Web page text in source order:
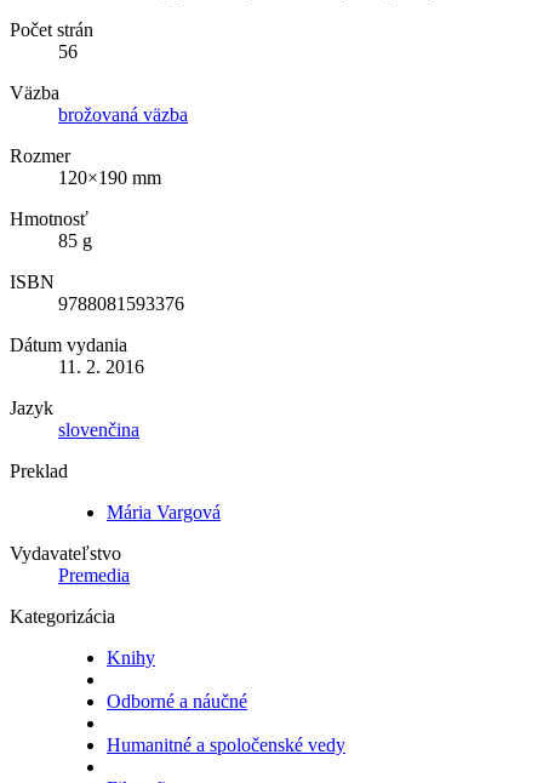
Počet strán
56
Väzba
brožovaná väzba
Rozmer
120×190 mm
Hmotnosť
85 g
ISBN
9788081593376
Dátum vydania
11. 2. 2016
Jazyk
slovenčina
Preklad
Mária Vargová
Vydavateľstvo
Premedia
Kategorizácia
Knihy
Odborné a náučné
Humanitné a spoločenské vedy